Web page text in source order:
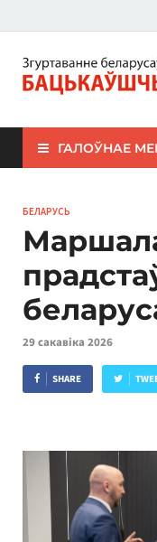
ЗБС
ГАЛОЎНАЕ
БЕЛАРУСЬ
29 сакавіка 2026
SHARE